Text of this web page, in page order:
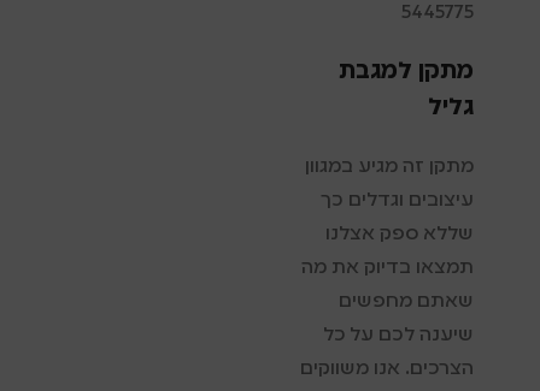
5445775
מתקן למגבת
גליל
מתקן זה מגיע במגוון
עיצובים וגדלים כך
שללא ספק אצלנו
תמצאו בדיוק את מה
שאתם מחפשים
שיענה לכם על כל
הצרכים. אנו משווקים